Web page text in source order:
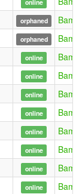
online
orphaned
orphaned
online
online
online
online
online
online
online
online